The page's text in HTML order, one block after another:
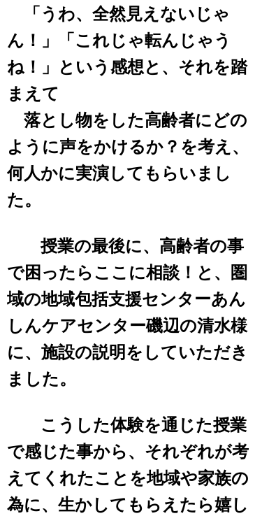
「うわ、全然見えないじゃ
ん！」「これじゃ転んじゃう
ね！」という感想と、それを踏
まえて
落とし物をした高齢者にどの
ように声をかけるか？を考え、
何人かに実演してもらいまし
た。
授業の最後に、高齢者の事
で困ったらここに相談！と、圏
域の地域包括支援センターあん
しんケアセンター磯辺の清水様
に、施設の説明をしていただき
ました。
こうした体験を通じた授業
で感じた事から、それぞれが考
えてくれたことを地域や家族の
為に、 生かしてもらえたら嬉し